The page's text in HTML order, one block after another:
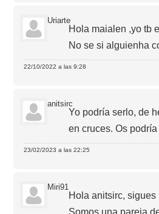
Uriarte
Hola maialen ,yo tb
No se si alguienha
22/10/2022 a las 9:28
anitsirc
Yo podría serlo, de
en cruces. Os
23/02/2023 a las 22:25
Miri91
Hola anitsirc, sigues
Somos una pareja